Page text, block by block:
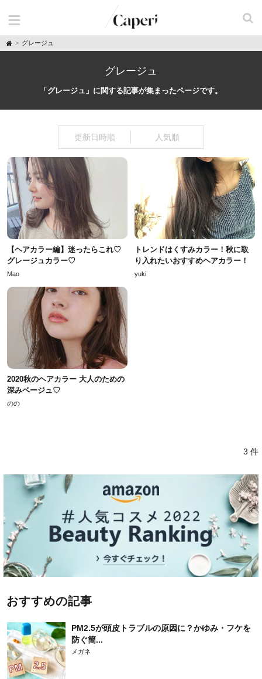
H
o
グレージュ
グレージュ
「グレージュ」に関する記事が集まったページです。
更新日時順 人気順
【ヘアカラー編】迷ったらこれ♡
グレージュカラー♡
Mao
トレンドはくすみカラー！秋に取
り入れたいおすすめヘアカラー！
yuki
2020秋のヘアカラー 大人のための
深みベージュ♡
のの
3 件
おすすめの記事
PM2.5が頭皮トラブルの原因に？かゆみ・フケを
防ぐ簡...
メガネ